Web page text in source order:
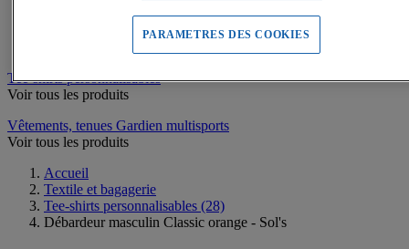
Tee-shirts personnalisables
Voir tous les produits
Vêtements, tenues Gardien multisports
Voir tous les produits
Accueil
Textile et bagagerie
Tee-shirts personnalisables (28)
Débardeur masculin Classic orange - Sol's
PARAMETRES DES COOKIES